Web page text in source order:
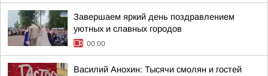
Завершаем яркий день поздравлением
уютных и славных городов
00:00
Василий Анохин: Тысячи смолян и гостей